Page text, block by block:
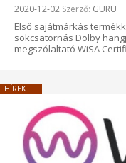
Beküldve:
2020-12-02 Szerző: GURU
Első sajátmárkás
sokcsatornás Dolby
megszólaltató WiSA
HÍREK